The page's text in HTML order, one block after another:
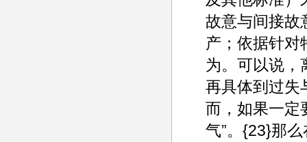
故意与间接故
产；依据针对
为。可以说，
再具体到过失
而，如果一定
气”。{23}那